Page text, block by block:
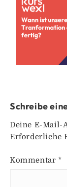
Schreibe
Deine E-Mail-
Erforderliche
Kommentar *